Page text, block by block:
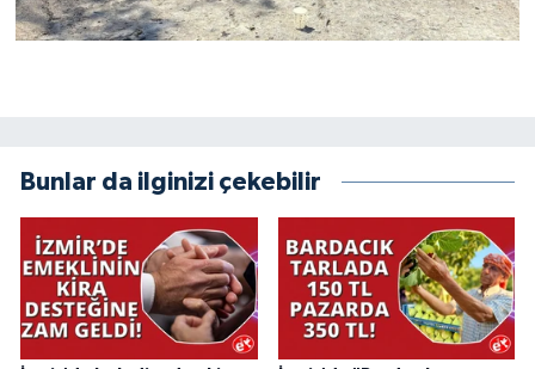
Bunlar da ilginizi çekebilir